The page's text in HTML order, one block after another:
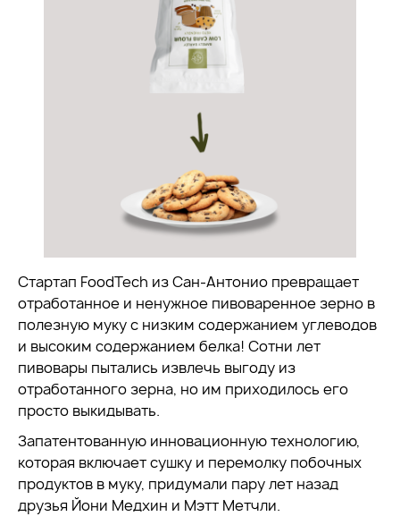
Стартап FoodTech из Сан-Антонио превращает
отработанное и ненужное пивоваренное зерно в
полезную муку с низким содержанием углеводов
и высоким содержанием белка! Сотни лет
пивовары пытались извлечь выгоду из
отработанного зерна, но им приходилось его
просто выкидывать.
Запатентованную инновационную технологию,
которая включает сушку и перемолку побочных
продуктов в муку, придумали пару лет назад
друзья Йони Медхин и Мэтт Метчли.